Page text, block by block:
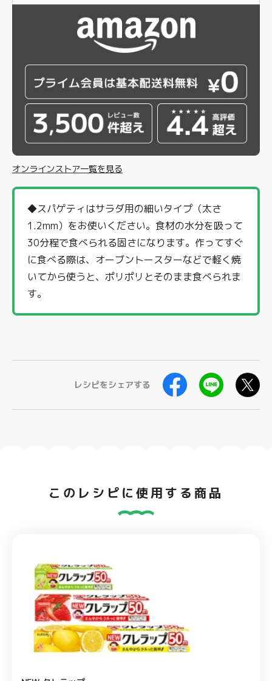
オンラインストア一覧を見る
◆スパゲティはサラダ用の細いタイプ（太さ
1.2mm）をお使いください。食材の水分を吸って
30分程で食べられる固さになります。作ってすぐ
に食べる際は、オーブントースターなどで軽く焼
いてから使うと、ポリポリとそのまま食べられま
す。
レシピをシェアする
このレシピに使用する商品